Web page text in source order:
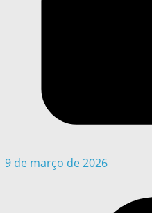
9 de março de 2026